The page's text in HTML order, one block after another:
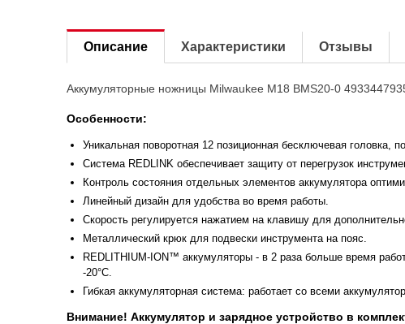
Описание Характеристики Отзывы
Аккумуляторные ножницы Milwaukee M18 BMS20-0
Особенности:
Уникальная поворотная 12 позиционная бесключевая головка,
Система REDLINK обеспечивает защиту от перегрузок
Контроль состояния отдельных элементов аккумулятора
Линейный дизайн для удобства во время работы.
Скорость регулируется нажатием на клавишу для
Металлический крюк для подвески инструмента на пояс.
REDLITHIUM-ION™ аккумуляторы - в 2 раза больше время
-20°С.
Гибкая аккумуляторная система: работает со всеми
Внимание! Аккумулятор и зарядное устройство в